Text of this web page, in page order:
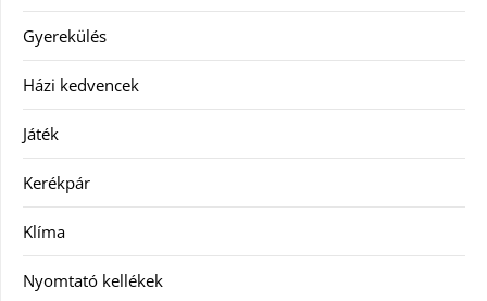
Gyerekülés
Házi kedvencek
Játék
Kerékpár
Klíma
Nyomtató kellékek